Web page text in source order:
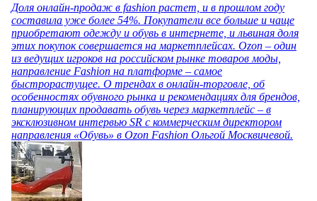
Доля онлайн-продаж в fashion растет, и в прошлом году
составила уже более 54%. Покупатели все больше и чаще
приобретают одежду и обувь в интернете, и львиная доля
этих покупок совершается на маркетплейсах. Ozon – один
из ведущих игроков на российском рынке товаров моды,
направление Fashion на платформе – самое
быстрорастущее. О трендах в онлайн-торговле, об
особенностях обувного рынка и рекомендациях для брендов,
планирующих продавать обувь через маркетплейс – в
эксклюзивном интервью SR с коммерческим директором
направления «Обувь» в Ozon Fashion Ольгой Москвичевой.